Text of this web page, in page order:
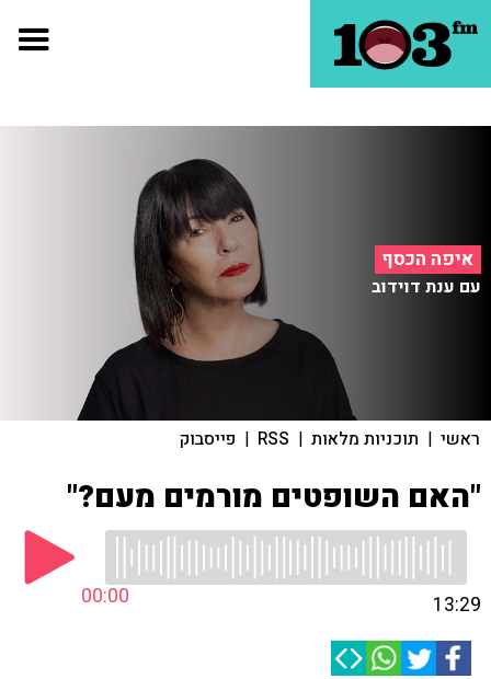
איפה הכסף
עם ענת דוידוב
ראשי | תוכניות מלאות |
RSS
| פייסבוק
"האם השופטים מורמים מעם?"
00:00 13:29